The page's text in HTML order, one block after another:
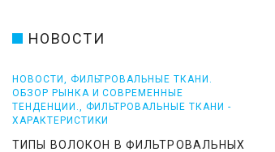
НОВОСТИ
НОВОСТИ
ФИЛЬТРОВАЛЬНЫЕ ТКАНИ.
ОБЗОР РЫНКА И СОВРЕМЕННЫЕ
ТЕНДЕНЦИИ.
ФИЛЬТРОВАЛЬНЫЕ ТКАНИ -
ХАРАКТЕРИСТИКИ
ТИПЫ ВОЛОКОН В ФИЛЬТРОВАЛЬНЫХ